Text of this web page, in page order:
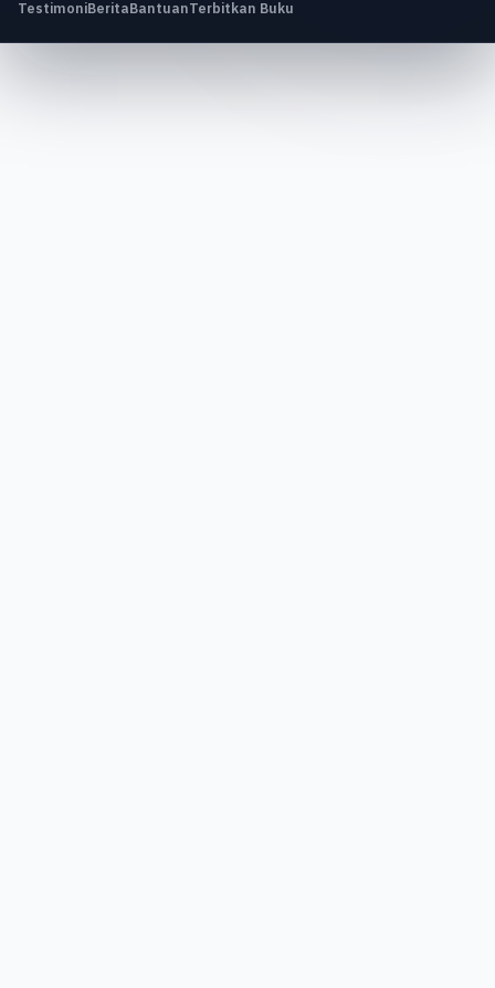
TestimoniBeritaBantuanTerbitkan Buku